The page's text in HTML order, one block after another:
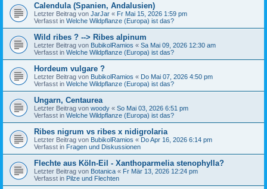
Calendula (Spanien, Andalusien)
Letzter Beitrag von JarJar « Fr Mai 15, 2026 1:59 pm
Verfasst in Welche Wildpflanze (Europa) ist das?
Wild ribes ? --> Ribes alpinum
Letzter Beitrag von BubikolRamios « Sa Mai 09, 2026 12:30 am
Verfasst in Welche Wildpflanze (Europa) ist das?
Hordeum vulgare ?
Letzter Beitrag von BubikolRamios « Do Mai 07, 2026 4:50 pm
Verfasst in Welche Wildpflanze (Europa) ist das?
Ungarn, Centaurea
Letzter Beitrag von woody « So Mai 03, 2026 6:51 pm
Verfasst in Welche Wildpflanze (Europa) ist das?
Ribes nigrum vs ribes x nidigrolaria
Letzter Beitrag von BubikolRamios « Do Apr 16, 2026 6:14 pm
Verfasst in Fragen und Diskussionen
Flechte aus Köln-Eil - Xanthoparmelia stenophylla?
Letzter Beitrag von Botanica « Fr Mär 13, 2026 12:24 pm
Verfasst in Pilze und Flechten